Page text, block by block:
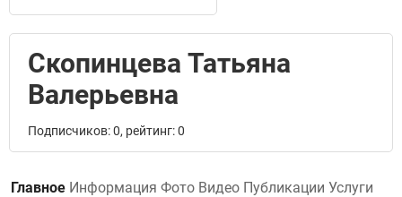
Скопинцева Татьяна
Валерьевна
Подписчиков: 0, рейтинг: 0
Главное Информация Фото Видео Публикации Услуги